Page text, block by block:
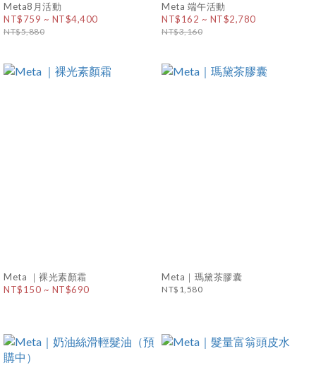
Meta8月活動
NT$759 ~ NT$4,400
NT$5,880
Meta 端午活動
NT$162 ~ NT$2,780
NT$3,160
Meta ｜裸光素顏霜
NT$150 ~ NT$690
Meta｜瑪黛茶膠囊
NT$1,580